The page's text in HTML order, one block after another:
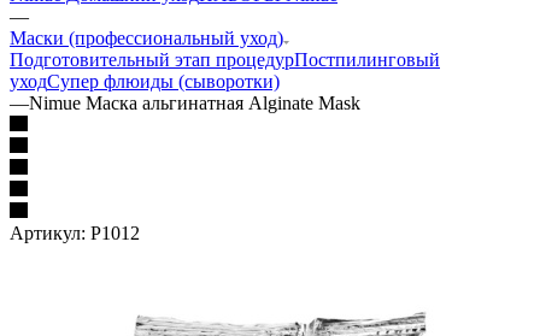
—
Маски (профессиональный уход)
Подготовительный этап процедурПостпилинговый
уходСупер флюиды (сыворотки)
—Nimue Маска альгинатная Alginate Mask
Артикул: P1012